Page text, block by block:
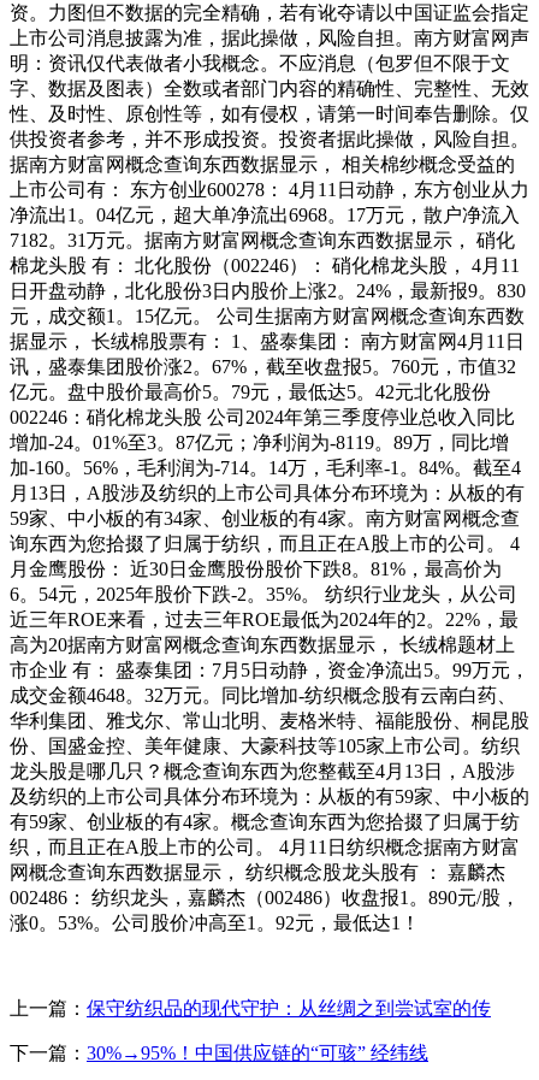
资。力图但不数据的完全精确，若有讹夺请以中国证监会指定
上市公司消息披露为准，据此操做，风险自担。南方财富网声
明：资讯仅代表做者小我概念。不应消息（包罗但不限于文
字、数据及图表）全数或者部门内容的精确性、完整性、无效
性、及时性、原创性等，如有侵权，请第一时间奉告删除。仅
供投资者参考，并不形成投资。投资者据此操做，风险自担。
据南方财富网概念查询东西数据显示， 相关棉纱概念受益的
上市公司有： 东方创业600278： 4月11日动静，东方创业从力
净流出1。04亿元，超大单净流出6968。17万元，散户净流入
7182。31万元。据南方财富网概念查询东西数据显示， 硝化
棉龙头股 有： 北化股份（002246）： 硝化棉龙头股， 4月11
日开盘动静，北化股份3日内股价上涨2。24%，最新报9。830
元，成交额1。15亿元。 公司生据南方财富网概念查询东西数
据显示， 长绒棉股票有： 1、盛泰集团： 南方财富网4月11日
讯，盛泰集团股价涨2。67%，截至收盘报5。760元，市值32
亿元。盘中股价最高价5。79元，最低达5。42元北化股份
002246：硝化棉龙头股 公司2024年第三季度停业总收入同比
增加-24。01%至3。87亿元；净利润为-8119。89万，同比增
加-160。56%，毛利润为-714。14万，毛利率-1。84%。截至4
月13日，A股涉及纺织的上市公司具体分布环境为：从板的有
59家、中小板的有34家、创业板的有4家。南方财富网概念查
询东西为您拾掇了归属于纺织，而且正在A股上市的公司。 4
月金鹰股份： 近30日金鹰股份股价下跌8。81%，最高价为
6。54元，2025年股价下跌-2。35%。 纺织行业龙头，从公司
近三年ROE来看，过去三年ROE最低为2024年的2。22%，最
高为20据南方财富网概念查询东西数据显示， 长绒棉题材上
市企业 有： 盛泰集团：7月5日动静，资金净流出5。99万元，
成交金额4648。32万元。同比增加-纺织概念股有云南白药、
华利集团、雅戈尔、常山北明、麦格米特、福能股份、桐昆股
份、国盛金控、美年健康、大豪科技等105家上市公司。纺织
龙头股是哪几只？概念查询东西为您整截至4月13日，A股涉
及纺织的上市公司具体分布环境为：从板的有59家、中小板的
有59家、创业板的有4家。概念查询东西为您拾掇了归属于纺
织，而且正在A股上市的公司。 4月11日纺织概念据南方财富
网概念查询东西数据显示， 纺织概念股龙头股有 ： 嘉麟杰
002486： 纺织龙头，嘉麟杰（002486）收盘报1。890元/股，
涨0。53%。公司股价冲高至1。92元，最低达1！
上一篇： 保守纺织品的现代守护：从丝绸之到尝试室的传
下一篇： 30%→95%！中国供应链的“可骇” 经纬线